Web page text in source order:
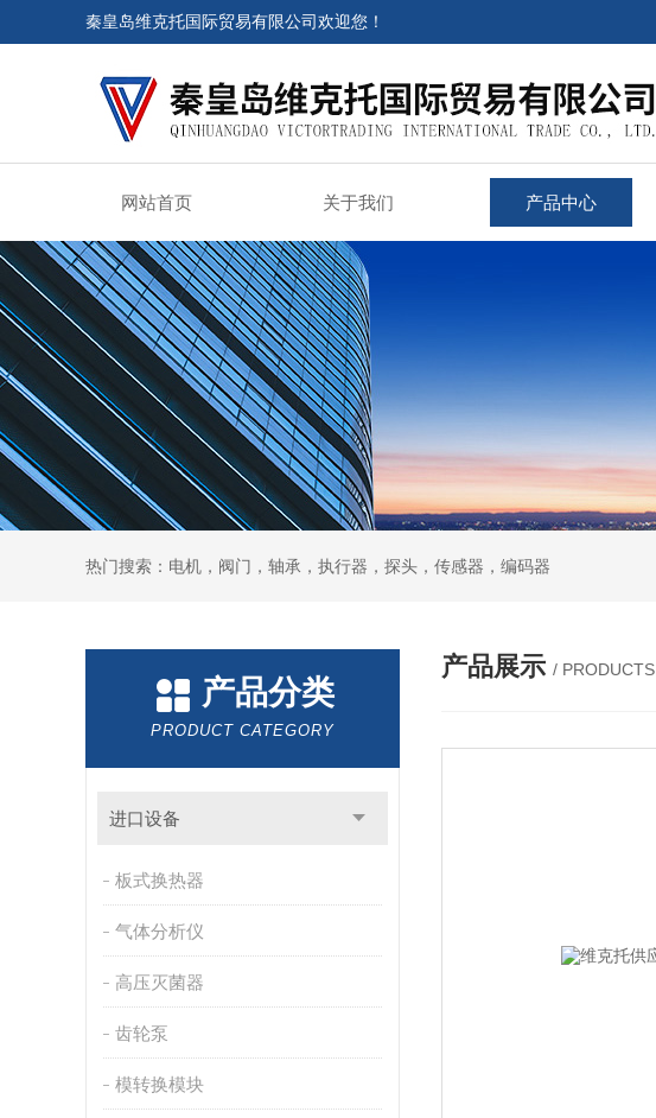
秦皇岛维克托国际贸易有限公司欢迎您！
网站首页 关于我们 产品中心
热门搜索：电机，阀门，轴承，执行器，探头，传感器，编码器
产品分类
PRODUCT CATEGORY
进口设备
板式换热器
气体分析仪
高压灭菌器
齿轮泵
模转换模块
产品展示 / PRODUCTS